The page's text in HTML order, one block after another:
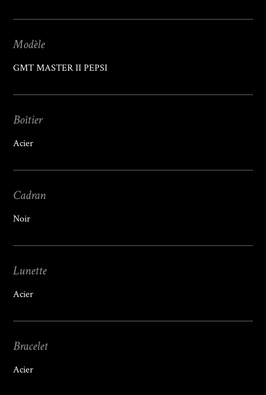
Modèle
GMT MASTER II PEPSI
Boîtier
Acier
Cadran
Noir
Lunette
Acier
Bracelet
Acier